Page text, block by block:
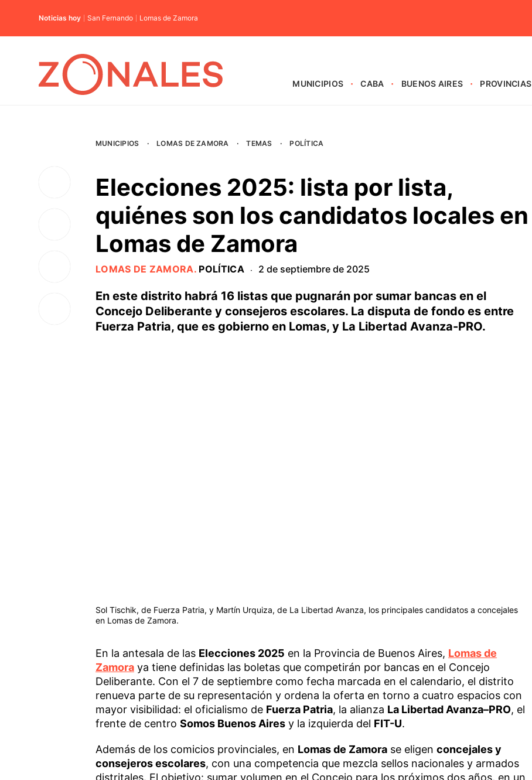
Noticias hoy San Fernando Lomas de Zamora
MUNICIPIOS CABA BUENOS AIRES PROVINCIAS
MUNICIPIOS · LOMAS DE ZAMORA · TEMAS · POLÍTICA
Elecciones 2025: lista por lista,
quiénes son los candidatos locales en
Lomas de Zamora
LOMAS DE ZAMORA. POLÍTICA · 2 de septiembre de 2025
En este distrito habrá 16 listas que pugnarán por sumar bancas en el
Concejo Deliberante y consejeros escolares. La disputa de fondo es entre
Fuerza Patria, que es gobierno en Lomas, y La Libertad Avanza-PRO.
Sol Tischik, de Fuerza Patria, y Martín Urquiza, de La Libertad Avanza, los principales candidatos a concejales
en Lomas de Zamora.
En la antesala de las Elecciones 2025 en la Provincia de Buenos Aires, Lomas de
Zamoraya tiene definidas las boletas que competirán por bancas en el Concejo
Deliberante. Con el 7 de septiembre como fecha marcada en el calendario, el distrito
renueva parte de su representación y ordena la oferta en torno a cuatro espacios con
mayor visibilidad: el oficialismo de Fuerza Patria, la alianza La Libertad Avanza–PRO, el
frente de centro Somos Buenos Airesy la izquierda del FIT-U.
Además de los comicios provinciales, en Lomas de Zamorase eligen concejales y
consejeros escolares, con una competencia que mezcla sellos nacionales y armados
distritales. El objetivo: sumar volumen en el Concejo para los próximos dos años, en un